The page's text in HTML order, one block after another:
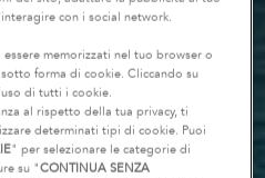
con i social network.
memorizzati nel tuo browser o
forma di cookie. Cliccando su
di tutti i cookie.
al rispetto della tua privacy, ti
determinati tipi di cookie. Puoi
" per selezionare le categorie di
su "CONTINUA SENZA